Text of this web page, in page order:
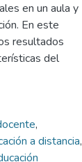
en un aula y
En este
resultados
del
,
a distancia,